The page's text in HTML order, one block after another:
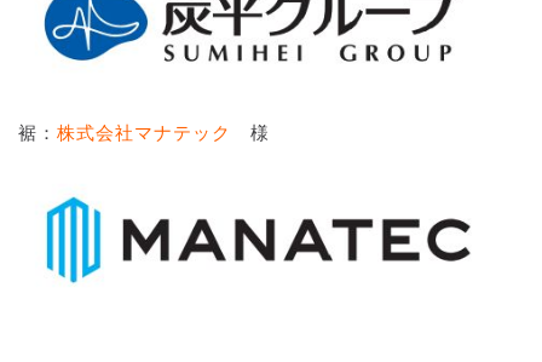
裾： 株式会社マナテック 様